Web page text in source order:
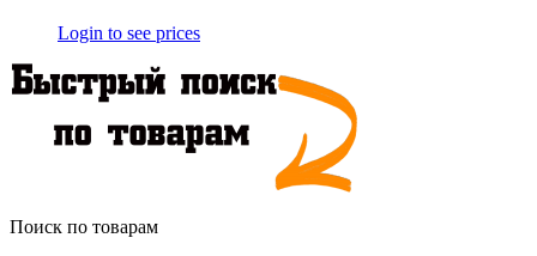
Login to see prices
Поиск по товарам